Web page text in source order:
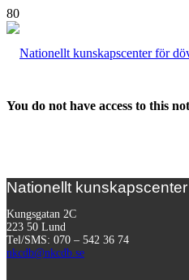
You do not have access to this
Nationellt
Kungsgatan 2C
223 50 Lund
Tel/SMS: 070 – 542 36 74
nkcdb@nkcdb.se